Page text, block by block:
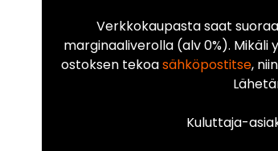
Verkkokaupasta saat
marginaaliverolla (alv 0%).
ostoksen tekoasähköpostitse,
Kuluttaja-